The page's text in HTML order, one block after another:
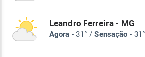
Leandro Ferreira - MG
Agora - 31° /Sensação - 31°